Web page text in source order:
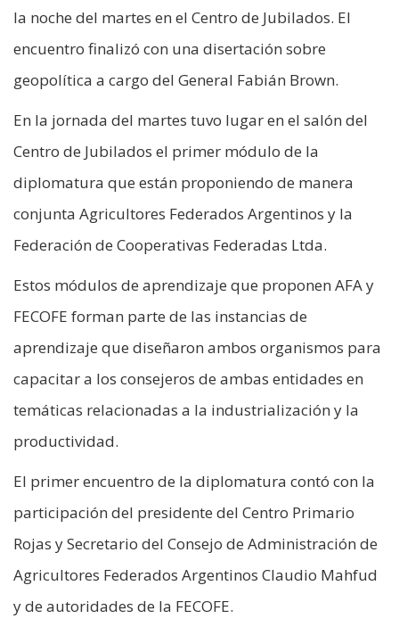
la noche del martes en el Centro de Jubilados. El
encuentro finalizó con una disertación sobre
geopolítica a cargo del General Fabián Brown.
En la jornada del martes tuvo lugar en el salón del
Centro de Jubilados el primer módulo de la
diplomatura que están proponiendo de manera
conjunta Agricultores Federados Argentinos y la
Federación de Cooperativas Federadas Ltda.
Estos módulos de aprendizaje que proponen AFA y
FECOFE forman parte de las instancias de
aprendizaje que diseñaron ambos organismos para
capacitar a los consejeros de ambas entidades en
temáticas relacionadas a la industrialización y la
productividad.
El primer encuentro de la diplomatura contó con la
participación del presidente del Centro Primario
Rojas y Secretario del Consejo de Administración de
Agricultores Federados Argentinos Claudio Mahfud
y de autoridades de la FECOFE.